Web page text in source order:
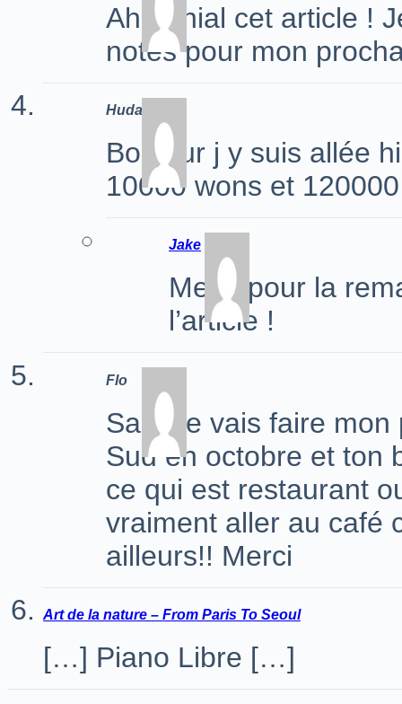
Ah génial cet article !
notes pour mon
Huda
Bonjour j y suis allée
10000 wons et
Jake
Merci pour la
l’article !
Flo
Salut je vais faire
Sud en octobre et ton
ce qui est restaurant
vraiment aller au café
ailleurs!! Merci
Art de la nature – From Paris To Seoul
[…] Piano Libre […]